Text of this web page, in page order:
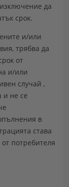
да
срок.
и/или
трябва да
от
и/или
случай ,
и не се
в
става
потребителя